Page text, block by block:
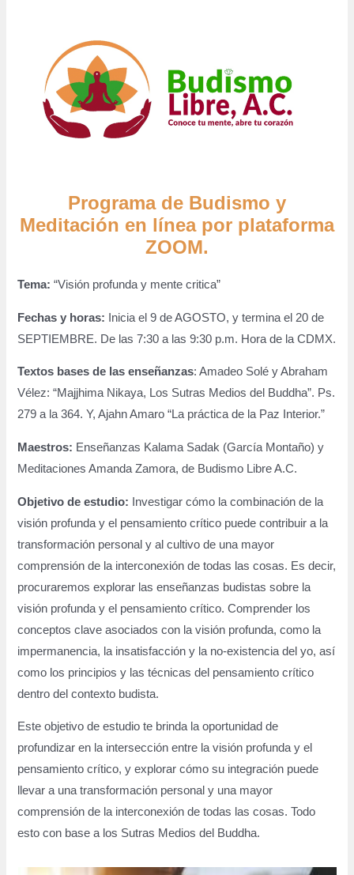
Programa de Budismo y
Meditación en línea por plataforma
ZOOM.
Tema: “Visión profunda y mente critica”
Fechas y horas: Inicia el 9 de AGOSTO, y termina el 20 de
SEPTIEMBRE. De las 7:30 a las 9:30 p.m. Hora de la CDMX.
Textos bases de las enseñanzas: Amadeo Solé y Abraham
Vélez: “Majjhima Nikaya, Los Sutras Medios del Buddha”. Ps.
279 a la 364. Y, Ajahn Amaro “La práctica de la Paz Interior.”
Maestros: Enseñanzas Kalama Sadak (García Montaño) y
Meditaciones Amanda Zamora, de Budismo Libre A.C.
Objetivo de estudio:
Investigar cómo la combinación de la
visión profunda y el pensamiento crítico puede contribuir a la
transformación personal y al cultivo de una mayor
comprensión de la interconexión de todas las cosas. Es decir,
procuraremos explorar las enseñanzas budistas sobre la
visión profunda y el pensamiento crítico. Comprender los
conceptos clave asociados con la visión profunda, como la
impermanencia, la insatisfacción y la no-existencia del yo, así
como los principios y las técnicas del pensamiento crítico
dentro del contexto budista.
Este objetivo de estudio te brinda la oportunidad de
profundizar en la intersección entre la visión profunda y el
pensamiento crítico, y explorar cómo su integración puede
llevar a una transformación personal y una mayor
comprensión de la interconexión de todas las cosas. Todo
esto con base a los Sutras Medios del Buddha.